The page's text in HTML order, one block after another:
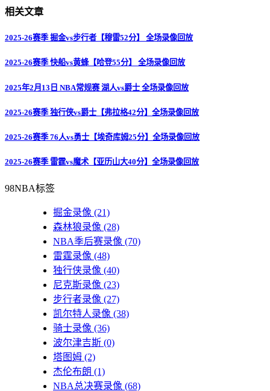
相关文章
2025-26赛季 掘金vs步行者【穆雷52分】 全场录像回放
2025-26赛季 快船vs黄蜂【哈登55分】 全场录像回放
2025年2月13日 NBA常规赛 湖人vs爵士 全场录像回放
2025-26赛季 独行侠vs爵士【弗拉格42分】全场录像回放
2025-26赛季 76人vs勇士【埃奇库姆25分】全场录像回放
2025-26赛季 雷霆vs魔术【亚历山大40分】全场录像回放
98NBA标签
掘金录像 (21)
森林狼录像 (28)
NBA季后赛录像 (70)
雷霆录像 (48)
独行侠录像 (40)
尼克斯录像 (23)
步行者录像 (27)
凯尔特人录像 (38)
骑士录像 (36)
波尔津吉斯 (0)
塔图姆 (2)
杰伦布朗 (1)
NBA总决赛录像 (68)